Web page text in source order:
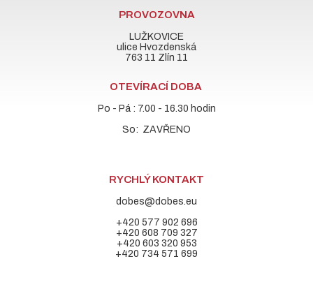
PROVOZOVNA
LUŽKOVICE
ulice Hvozdenská
763 11 Zlín 11
OTEVÍRACÍ DOBA
Po - Pá : 7.00 - 16.30 hodin
So: ZAVŘENO
RYCHLÝ KONTAKT
dobes@dobes.eu
+420 577 902 696
+420 608 709 327
+420 603 320 953
+420 734 571 699